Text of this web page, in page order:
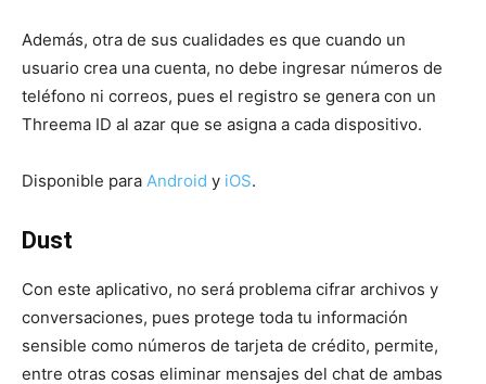
Además, otra de sus cualidades es que cuando un
usuario crea una cuenta, no debe ingresar números de
teléfono ni correos, pues el registro se genera con un
Threema ID al azar que se asigna a cada dispositivo.
Disponible para Android y iOS.
Dust
Con este aplicativo, no será problema cifrar archivos y
conversaciones, pues protege toda tu información
sensible como números de tarjeta de crédito, permite,
entre otras cosas eliminar mensajes del chat de ambas